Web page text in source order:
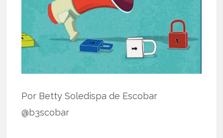
Por Betty Soledispa de Escobar
@b3scobar